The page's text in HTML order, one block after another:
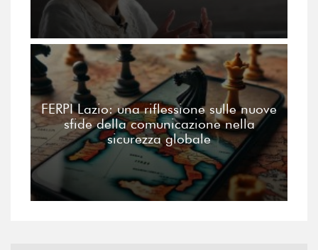
FERPI Lazio: una riflessione sulle nuove
sfide della comunicazione nella
sicurezza globale